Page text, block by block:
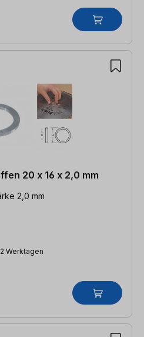
20 x 16 x 2,0 mm
2,0 mm
Werktagen